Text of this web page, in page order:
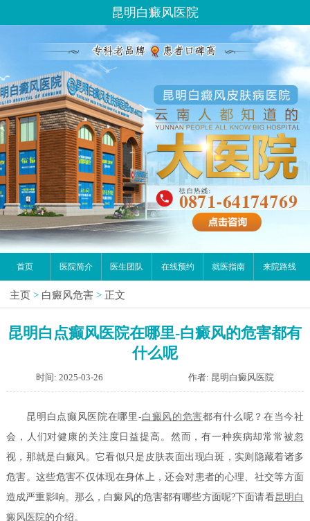
昆明白癜风医院
首页 医院简介 医生团队 在线预约 就医指南 来院路线
主页 > 白癜风危害 > 正文
昆明白点癫风医院在哪里-白癜风的危害都有
什么呢
时间: 2025-03-26 作者: 昆明白癜风医院
昆明白点癫风医院在哪里-白癜风的危害都有什么呢？在当今社
会，人们对健康的关注度日益提高。然而，有一种疾病却常常被忽
视，那就是白癜风。它看似只是皮肤表面出现白斑，实则隐藏着诸多
危害。这些危害不仅体现在身体上，还会对患者的心理、社交等方面
造成严重影响。那么，白癜风的危害都有哪些方面呢?下面请看昆明白
癜风医院的介绍。